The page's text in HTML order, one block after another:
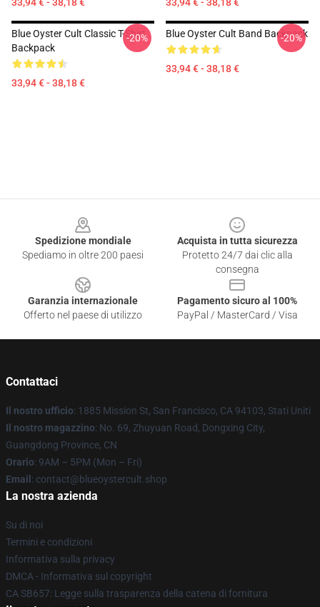
Blue Oyster Cult Classic T-Shirt
Backpack
33,94 € - 38,18 €
-20% Blue Oyster Cult Band Backpack
33,94 € - 38,18 €
-20%
Spedizione mondiale
Spediamo in oltre 200 paesi
Acquista in tutta sicurezza
Protetto 24/7 dai clic alla
consegna
Garanzia internazionale
Offerto nel paese di utilizzo
Pagamento sicuro al 100%
PayPal / MasterCard / Visa
Contattaci
Il nostro ufficio: 1885 Mission St, San Francisco, CA 94103, Stati Uniti
Il nostro magazzino: No. 69, Zhuyuan Road, Dongxing City,
Guangdong Province, CN
Orario: 9AM – 5PM (Mon – Fri)
Email : contact@blueoystercult.shop
La nostra azienda
Su di noi
Termini e condizioni
Informativa sulla privacy
DMCA - Informativa sul copyright
CA SB657: Legge sulla trasparenza della catena di fornitura